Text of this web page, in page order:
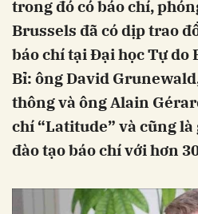
trong đó có báo chí,
Brussels đã có dịp trao
báo chí tại Đại học Tự do
Bỉ: ông David
thông và ông Alain
chí “Latitude” và cũng
đào tạo báo chí với hơn